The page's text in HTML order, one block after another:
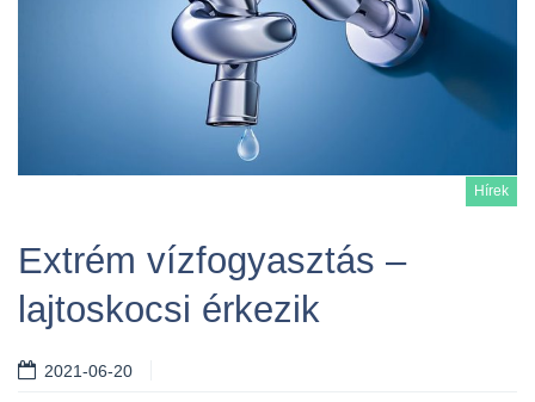
Hírek
Extrém vízfogyasztás –
lajtoskocsi érkezik
2021-06-20